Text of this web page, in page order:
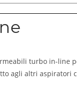
turbo in-line
agli altri aspiratori